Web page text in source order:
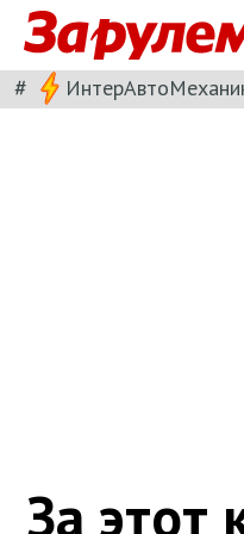
#
За этот